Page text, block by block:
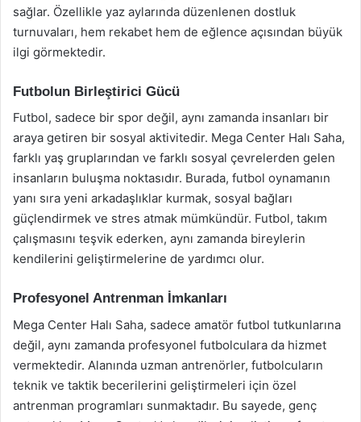
sağlar. Özellikle yaz aylarında düzenlenen dostluk
turnuvaları, hem rekabet hem de eğlence açısından büyük
ilgi görmektedir.
Futbolun Birleştirici Gücü
Futbol, sadece bir spor değil, aynı zamanda insanları bir
araya getiren bir sosyal aktivitedir. Mega Center Halı Saha,
farklı yaş gruplarından ve farklı sosyal çevrelerden gelen
insanların buluşma noktasıdır. Burada, futbol oynamanın
yanı sıra yeni arkadaşlıklar kurmak, sosyal bağları
güçlendirmek ve stres atmak mümkündür. Futbol, takım
çalışmasını teşvik ederken, aynı zamanda bireylerin
kendilerini geliştirmelerine de yardımcı olur.
Profesyonel Antrenman İmkanları
Mega Center Halı Saha, sadece amatör futbol tutkunlarına
değil, aynı zamanda profesyonel futbolculara da hizmet
vermektedir. Alanında uzman antrenörler, futbolcuların
teknik ve taktik becerilerini geliştirmeleri için özel
antrenman programları sunmaktadır. Bu sayede, genç